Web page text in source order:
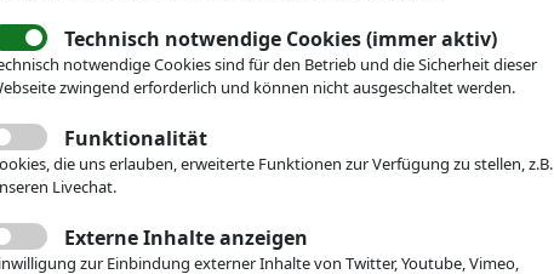
IVAM
Verband und die
einer Mitgliedschaft
Technisch notwendige Cookies (immer aktiv)
notwendige Cookies sind für den Betrieb und die Sicherheit dieser
zwingend erforderlich und können nicht ausgeschaltet werden.
Funktionalität
die uns erlauben, erweiterte Funktionen zur Verfügung zu stellen, z.B.
Livechat.
Externe Inhalte anzeigen
zur Einbindung externer Inhalte von Twitter, Youtube, Vimeo,